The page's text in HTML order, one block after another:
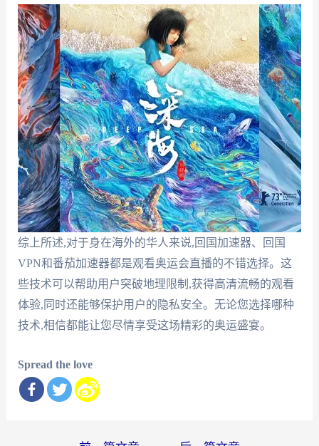
综上所述,对于身在海外的华人来说,回国加速器、回国
VPN和番茄加速器都是观看奥运会直播的不错选择。这
些技术可以帮助用户突破地理限制,获得高清流畅的观看
体验,同时还能够保护用户的隐私安全。无论您选择哪种
技术,相信都能让您尽情享受这场精彩的奥运盛宴。
Spread the love